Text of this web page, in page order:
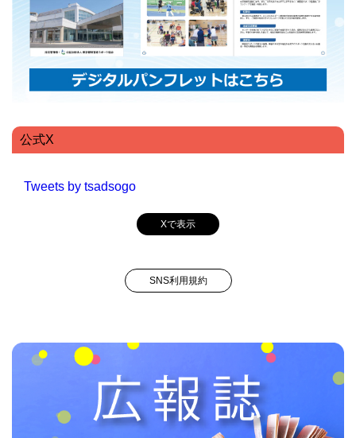
公式X
Tweets by tsadsogo
Xで表示
SNS利用規約